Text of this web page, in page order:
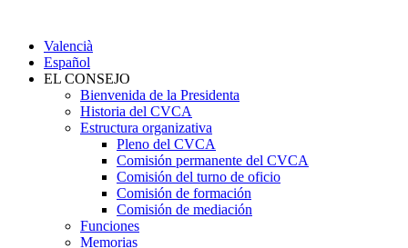
Valencià
Español
EL CONSEJO
Bienvenida de la Presidenta
Historia del CVCA
Estructura organizativa
Pleno del CVCA
Comisión permanente del CVCA
Comisión del turno de oficio
Comisión de formación
Comisión de mediación
Funciones
Memorias